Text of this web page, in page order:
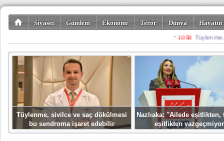
Siyaset Gündem Ekonomi Terör Dünya
Spor Misafir
Tüylenme, sivilce ve saç dökülmesi
bu sendroma işaret edebilir
Nazlıaka: ''Ailede eşitlikten,
eşitlikten